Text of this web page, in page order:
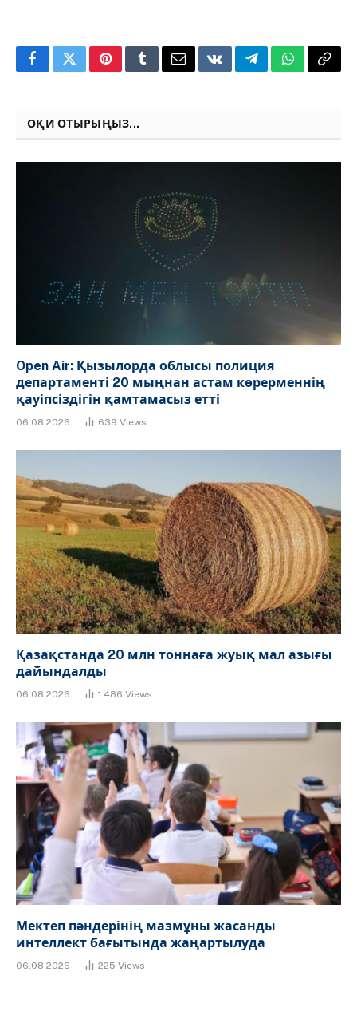
FacebookTwitterPinterestTumblrEmailVKontakteTelegramWhatsApp
Copy
ОҚИ ОТЫРЫҢЫЗ...
Open Air: Қызылорда облысы полиция
департаменті 20 мыңнан астам көрерменнің
қауіпсіздігін қамтамасыз етті
06.08.2026 639 Views
Қазақстанда 20 млн тоннаға жуық мал азығы
дайындалды
06.08.2026 1 486 Views
Мектеп пәндерінің мазмұны жасанды
интеллект бағытында жаңартылуда
06.08.2026 225 Views